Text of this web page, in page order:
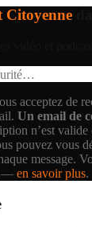
Citoyenne
acceptez de
Un email de
n’est valide
pouvez vous
message.
— en savoir plus.